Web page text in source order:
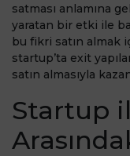
satması anlamına
yaratan bir etki ile
bu fikri satın almak
startup’ta exit
satın almasıyla
Startup